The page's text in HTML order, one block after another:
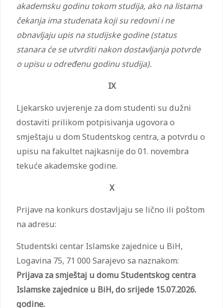
akademsku godinu tokom studija, ako na listama
čekanja ima studenata koji su redovni i ne
obnavljaju upis na studijske godine (status
stanara će se utvrditi nakon dostavljanja potvrde
o upisu u određenu godinu studija).
IX
Ljekarsko uvjerenje za dom studenti su dužni
dostaviti prilikom potpisivanja ugovora o
smještaju u dom Studentskog centra, a potvrdu o
upisu na fakultet najkasnije do 01. novembra
tekuće akademske godine.
X
Prijave na konkurs dostavljaju se lično ili poštom
na adresu:
Studentski centar Islamske zajednice u BiH,
Logavina 75, 71 000 Sarajevo sa naznakom:
Prijava za smještaj u domu Studentskog centra
Islamske zajednice u BiH, do srijede 15.07.2026.
godine.